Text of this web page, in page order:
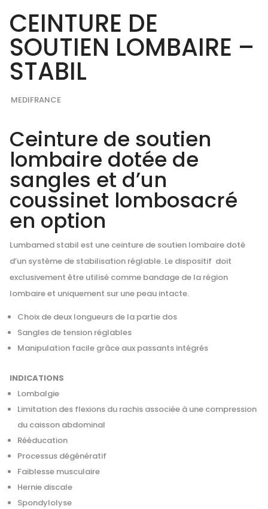
CEINTURE DE
SOUTIEN LOMBAIRE –
STABIL
MEDIFRANCE
Ceinture de soutien
lombaire dotée de
sangles et d’un
coussinet lombosacré
en option
Lumbamed stabil est une ceinture de soutien lombaire doté
d’un système de stabilisation réglable. Le dispositif doit
exclusivement être utilisé comme bandage de la région
lombaire et uniquement sur une peau intacte.
Choix de deux longueurs de la partie dos
Sangles de tension réglables
Manipulation facile grâce aux passants intégrés
INDICATIONS
Lombalgie
Limitation des flexions du rachis associée à une compression
du caisson abdominal
Rééducation
Processus dégénératif
Faiblesse musculaire
Hernie discale
Spondylolyse